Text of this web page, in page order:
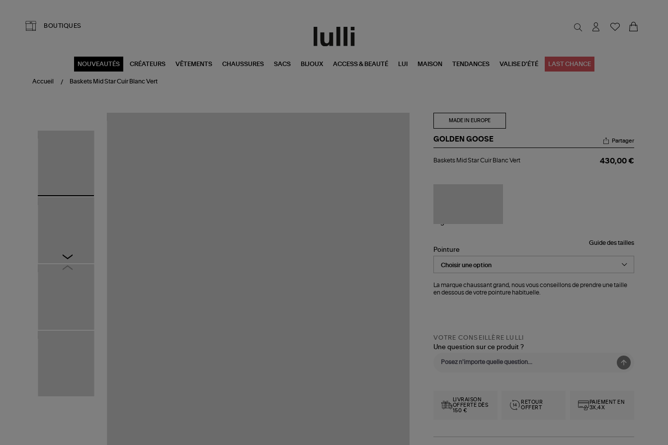
BOUTIQUES
NOUVEAUTÉS CRÉATEURS VÊTEMENTS CHAUSSURES SACS BIJOUX ACCESS & BEAUTÉ LUI MAISON TENDANCES VALISE D'ÉTÉ LAST CHANCE
Accueil Baskets Mid Star Cuir Blanc Vert
MADE IN EUROPE
GOLDEN GOOSE
Mid
Partager
Baskets Mid Star Cuir Blanc Vert 430,00 €
Guide des tailles
Pointure
La marque chaussant grand, nous vous conseillons de prendre une taille
en dessous de votre pointure habituelle.
VOTRE CONSEILLÈRE LULLI
Une question sur ce produit ?
LIVRAISON
OFFERTE DÈS
150 €
RETOUR
OFFERT
PAIEMENT EN
3X,4X